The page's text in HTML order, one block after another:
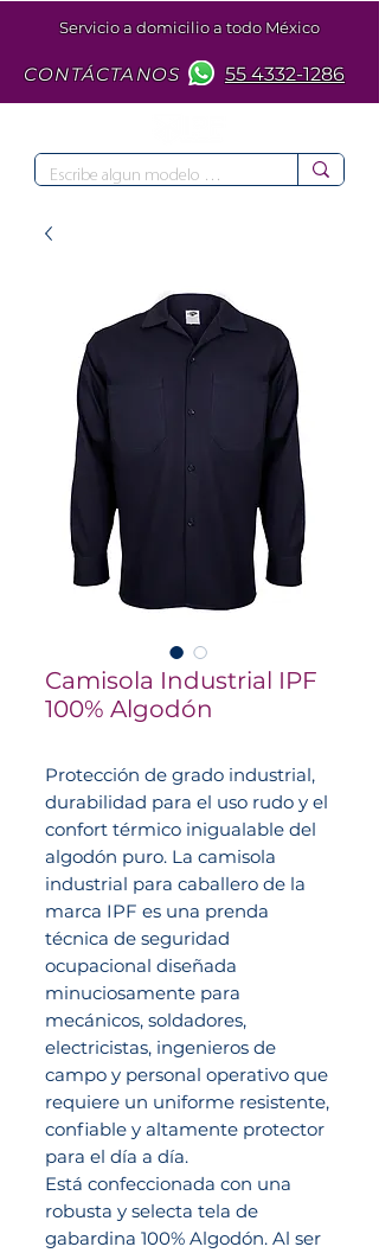
Servicio a domicilio a todo México
CONTÁCTANOS 55 4332-1286
Camisola Industrial IPF
100% Algodón
Protección de grado industrial,
durabilidad para el uso rudo y el
confort térmico inigualable del
algodón puro. La camisola
industrial para caballero de la
marca IPF es una prenda
técnica de seguridad
ocupacional diseñada
minuciosamente para
mecánicos, soldadores,
electricistas, ingenieros de
campo y personal operativo que
requiere un uniforme resistente,
confiable y altamente protector
para el día a día.
Está confeccionada con una
robusta y selecta tela de
gabardina 100% Algodón. Al ser